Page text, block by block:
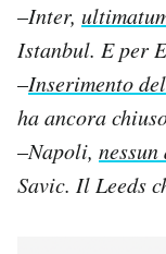
–Inter,
Istanbul. E per
–Inserimento
ha ancora
–Napoli,
Savic. Il Leeds